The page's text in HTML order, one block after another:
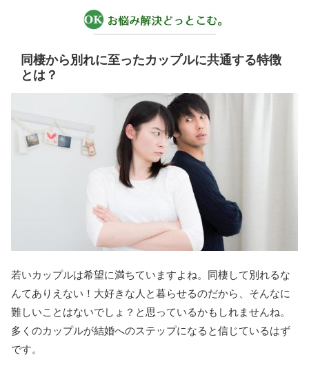
同棲から別れに至ったカップルに共通する特徴
とは？
若いカップルは希望に満ちていますよね。同棲して別れるな
んてありえない！大好きな人と暮らせるのだから、そんなに
難しいことはないでしょ？と思っているかもしれませんね。
多くのカップルが結婚へのステップになると信じているはず
です。